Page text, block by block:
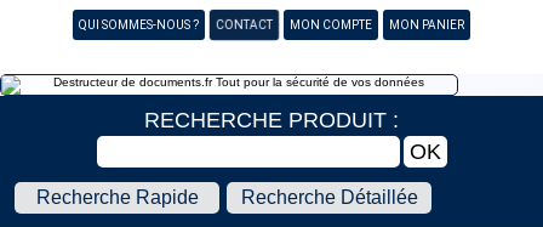
QUI SOMMES-NOUS ? CONTACT MON COMPTE MON PANIER
RECHERCHE PRODUIT :
Recherche Rapide Recherche Détaillée